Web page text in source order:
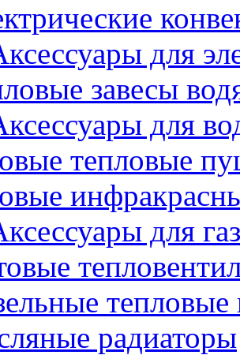
для
завесы
для
тепловые
для
радиаторы